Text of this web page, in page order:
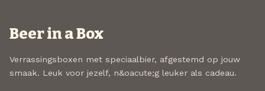
Beer in a Box
Verrassingsboxen met speciaalbier, afgestemd op jouw
smaak. Leuk voor jezelf, n&oacute;g leuker als cadeau.